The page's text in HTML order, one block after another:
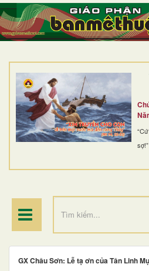
TRANG NHẤT
GIỚI THIỆU
DÒNG TU
BAN MỤC VỤ
ĐOÀN THỂ CG
ĐIỂM HÀNH HƯƠNG
GX Châu Sơn: Lễ tạ ơn của Tân Linh